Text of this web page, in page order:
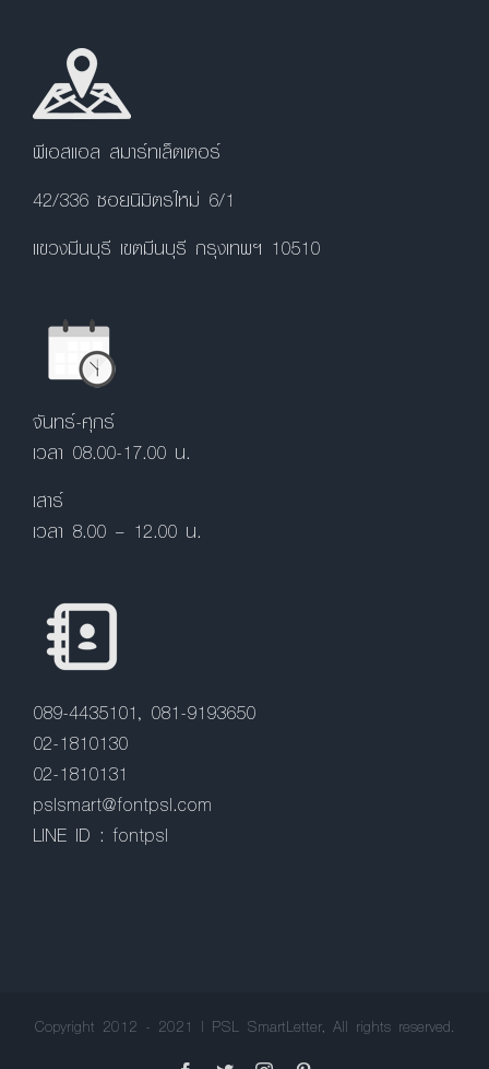
พีเอสแอล สมาร์ทเล็ตเตอร์
42/336 ซอยนิมิตรใหม่ 6/1
แขวงมีนบุรี เขตมีนบุรี กรุงเทพฯ 10510
จันทร์-ศุกร์
เวลา 08.00-17.00 น.
เสาร์
เวลา 8.00 – 12.00 น.
089-4435101, 081-9193650
02-1810130
02-1810131
pslsmart@fontpsl.com
LINE ID : fontpsl
Copyright 2012 - 2021 | PSL SmartLetter, All rights reserved.